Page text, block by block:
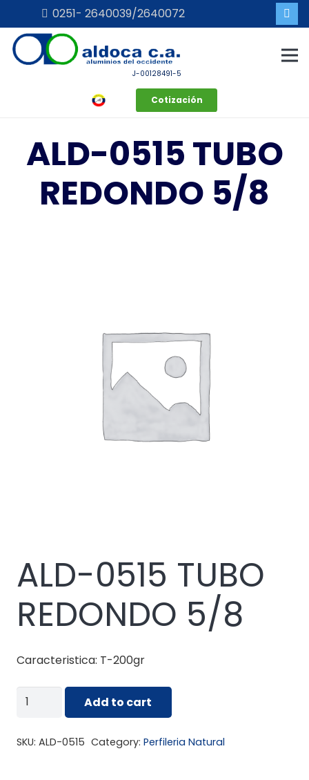
0251- 2640039/2640072
J-00128491-5
Cotización
ALD-0515 TUBO
REDONDO 5/8
ALD-0515 TUBO
REDONDO 5/8
Caracteristica: T-200gr
ALD-
Add to cart
SKU: ALD-0515 Category: Perfileria Natural